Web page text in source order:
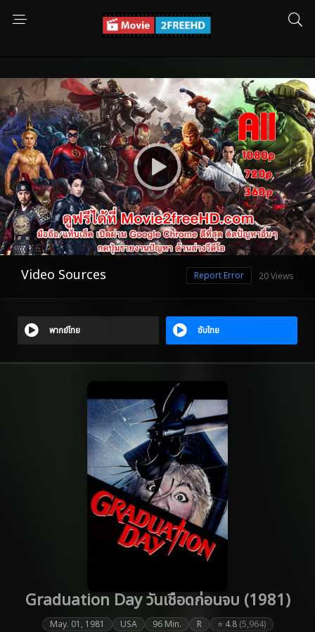
Video Sources 20 Views
Report Error
พากย์ไทย ซับไทย
Graduation Day วันเชือดก่อนจบ (1981)
May. 01, 1981 USA 96 Min. R ⭐ 4.8 (5,964)